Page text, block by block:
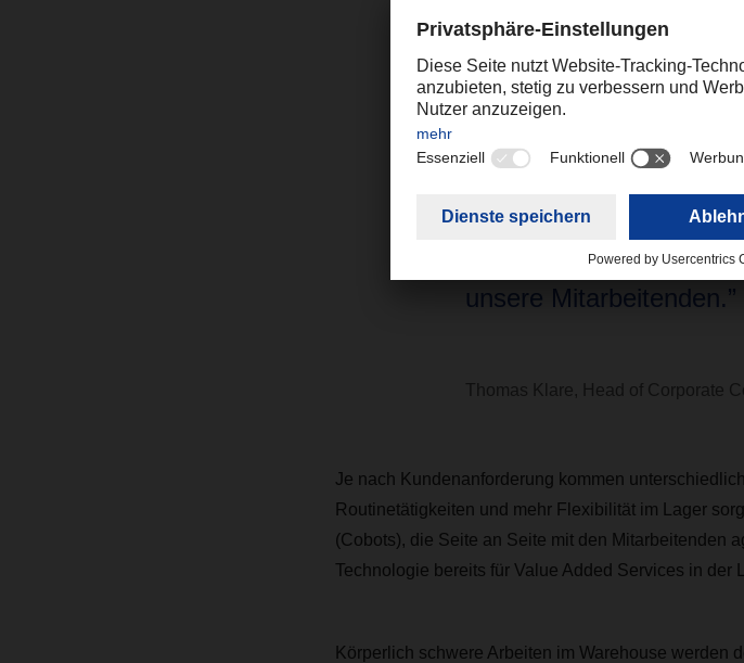
Ansprüche zu erfüllen,
Ausbau unseres
setzen auch verstärkt
Warehouse. So können
Qualitätsniveau halten
unsere Mitarbeitenden.”
Thomas Klare, Head of Corporate
Je nach Kundenanforderung kommen
Routinetätigkeiten und mehr Flexibilität im Lager
(Cobots), die Seite an Seite mit den Mitarbeitenden
Technologie bereits für Value Added Services in der
Körperlich schwere Arbeiten im Warehouse werden